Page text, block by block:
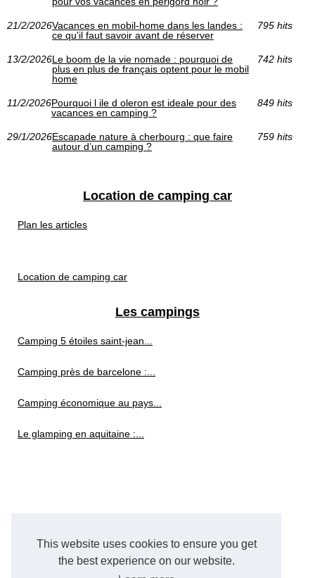
This website uses cookies to ensure you get
the best experience on our website.
21/2/2026Vacances en mobil-home dans les landes :
ce qu'il faut savoir avant de réserver
795 hits
13/2/2026Le boom de la vie nomade : pourquoi de
plus en plus de français optent pour le mobil
home
742 hits
11/2/2026Pourquoi l ile d oleron est ideale pour des
vacances en camping ?
849 hits
29/1/2026Escapade nature à cherbourg : que faire
autour d’un camping ?
759 hits
Location de camping car
Plan les articles
Location de camping car
Les campings
Camping 5 étoiles saint-jean...
Camping près de barcelone :...
Camping économique au pays...
Le glamping en aquitaine :...